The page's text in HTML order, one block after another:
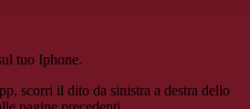
tuo Iphone.
scorri il dito da sinistra a destra dello